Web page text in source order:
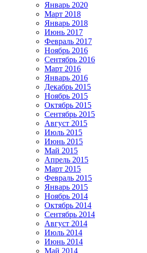
Январь 2020
Март 2018
Январь 2018
Июнь 2017
Февраль 2017
Ноябрь 2016
Сентябрь 2016
Март 2016
Январь 2016
Декабрь 2015
Ноябрь 2015
Октябрь 2015
Сентябрь 2015
Август 2015
Июль 2015
Июнь 2015
Май 2015
Апрель 2015
Март 2015
Февраль 2015
Январь 2015
Ноябрь 2014
Октябрь 2014
Сентябрь 2014
Август 2014
Июль 2014
Июнь 2014
Май 2014